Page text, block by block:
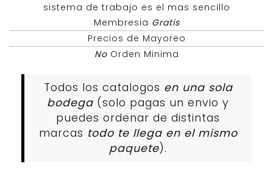
sistema de trabajo es el mas sencillo
Membresia Gratis
Precios de Mayoreo
NoOrden Minima
Todos los catalogos en una sola
bodega (solo pagas un envio y
puedes ordenar de distintas
marcas todo te llega en el mismo
paquete).